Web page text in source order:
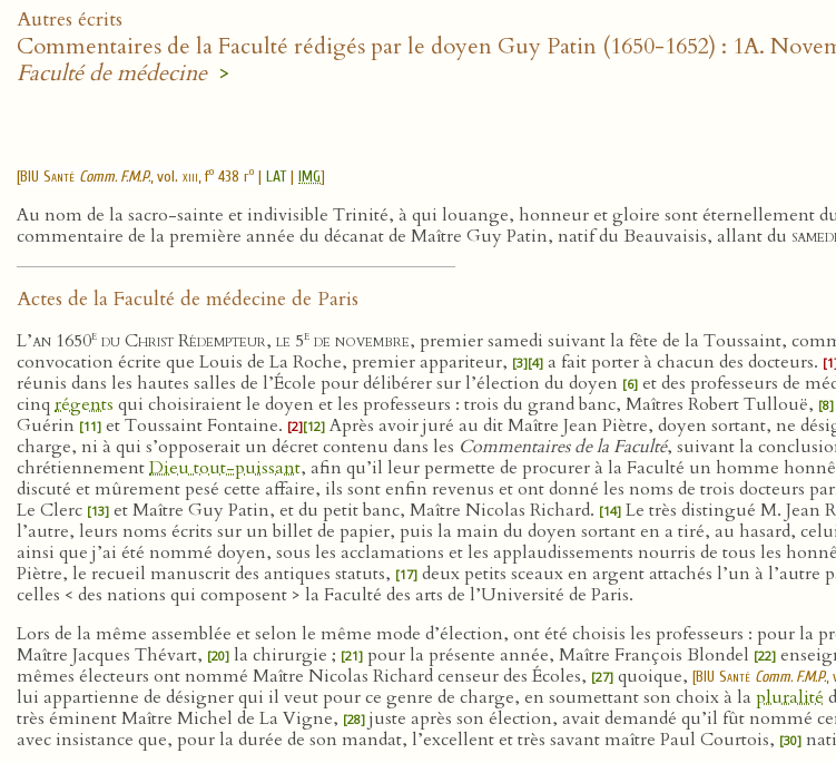
Autres écrits
Commentaires de la Faculté rédigés par le doyen Guy Patin (1650-1652) : 1A.
Faculté de médecine >
[BIU Santé Comm. F.M.P., vol. xiii, fo 438 ro | LAT| IMG]
Au nom de la sacro-sainte et indivisible Trinité, à qui louange, honneur et gloire sont éternellement
commentaire de la première année du décanat de Maître Guy Patin, natif du Beauvaisis, allant du
Actes de la Faculté de médecine de Paris
L’an 1650e du Christ Rédempteur, le 5e de novembre, premier samedi suivant la fête de la Toussaint,
convocation écrite que Louis de La Roche, premier appariteur, [3][4] a fait porter à chacun des docteurs.
réunis dans les hautes salles de l’École pour délibérer sur l’élection du doyen [6] et des professeurs de
cinq régents qui choisiraient le doyen et les professeurs : trois du grand banc, Maîtres Robert Tullouë, [8]
Guérin [11] et Toussaint Fontaine. [2][12] Après avoir juré au dit Maître Jean Piètre, doyen sortant, ne
charge, ni à qui s’opposerait un décret contenu dans les Commentaires de la Faculté, suivant la
chrétiennementDieu tout-puissant, afin qu’il leur permette de procurer à la Faculté un homme
discuté et mûrement pesé cette affaire, ils sont enfin revenus et ont donné les noms de trois docteurs
Le Clerc [13] et Maître Guy Patin, et du petit banc, Maître Nicolas Richard. [14] Le très distingué M. Jean
l’autre, leurs noms écrits sur un billet de papier, puis la main du doyen sortant en a tiré, au hasard,
ainsi que j’ai été nommé doyen, sous les acclamations et les applaudissements nourris de tous les
Piètre, le recueil manuscrit des antiques statuts, [17] deux petits sceaux en argent attachés l’un à
celles < des nations qui composent > la Faculté des arts de l’Université de Paris.
Lors de la même assemblée et selon le même mode d’élection, ont été choisis les professeurs : pour
Maître Jacques Thévart, [20] la chirurgie ; [21] pour la présente année, Maître François Blondel [22]
mêmes électeurs ont nommé Maître Nicolas Richard censeur des Écoles, [27] quoique, [BIU Santé Comm. F.M.P.,
lui appartienne de désigner qui il veut pour ce genre de charge, en soumettant son choix à la pluralité
très éminent Maître Michel de La Vigne, [28] juste après son élection, avait demandé qu’il fût nommé
avec insistance que, pour la durée de son mandat, l’excellent et très savant maître Paul Courtois, [30]